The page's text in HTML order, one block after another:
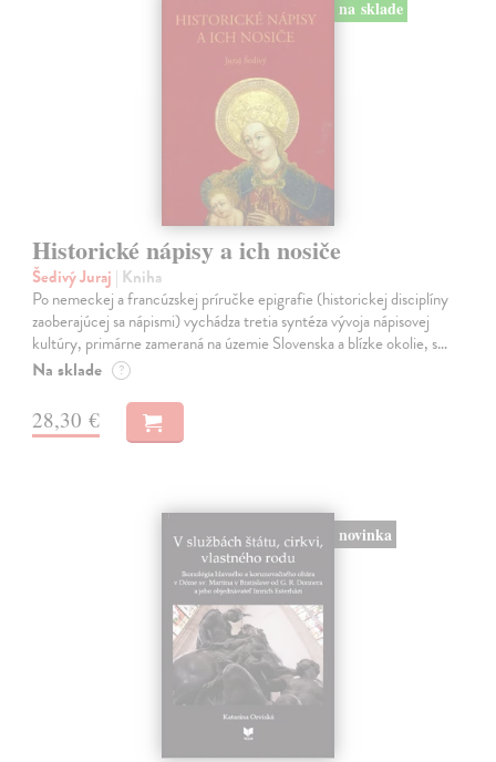
na sklade
Historické nápisy a ich nosiče
Šedivý Juraj | Kniha
Po nemeckej a francúzskej príručke epigrafie (historickej disciplíny
zaoberajúcej sa nápismi) vychádza tretia syntéza vývoja nápisovej
kultúry, primárne zameraná na územie Slovenska a blízke okolie, s…
Na sklade ?
28,30 €
novinka